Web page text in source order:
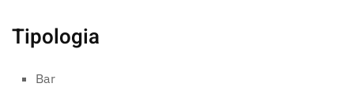
Tipologia
Bar